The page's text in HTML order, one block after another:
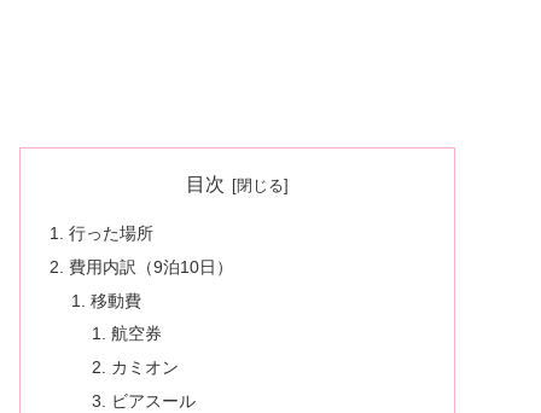
目次
行った場所
費用内訳（9泊10日）
移動費
航空券
カミオン
ビアスール